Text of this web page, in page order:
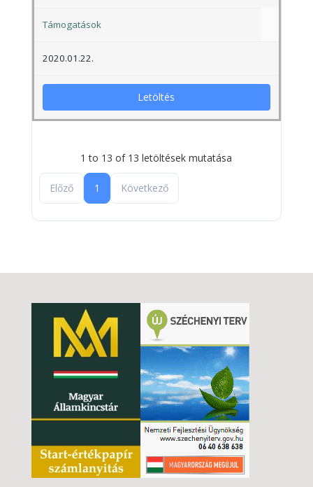
Támogatások
2020.01.22.
Letöltés
1 to 13 of 13 letöltések mutatása
Előző 1 Következő